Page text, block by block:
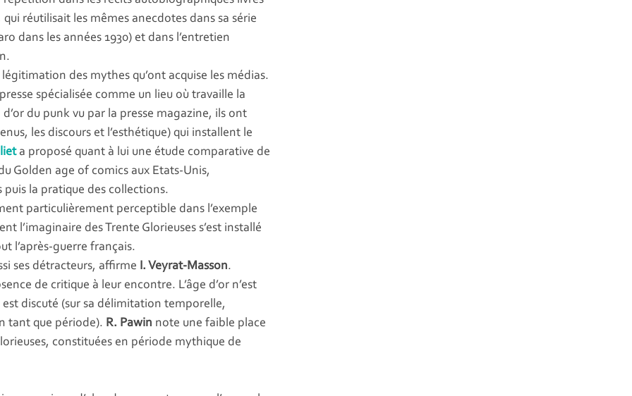
qui réutilisait les mêmes anecdotes dans sa série
dans les années 1930) et dans l’entretien
des mythes qu’ont acquise les médias.
spécialisée comme un lieu où travaille la
du punk vu par la presse magazine, ils ont
les discours et l’esthétique) qui installent le
a proposé quant à lui une étude comparative de
Golden age of comics aux Etats-Unis,
puis la pratique des collections.
particulièrement perceptible dans l’exemple
l’imaginaire des Trente Glorieuses s’est installé
l’après-guerre français.
ses détracteurs, affirme I. Veyrat-Masson.
de critique à leur encontre. L’âge d’or n’est
discuté (sur sa délimitation temporelle,
tant que période). R. Pawin note une faible place
constituées en période mythique de